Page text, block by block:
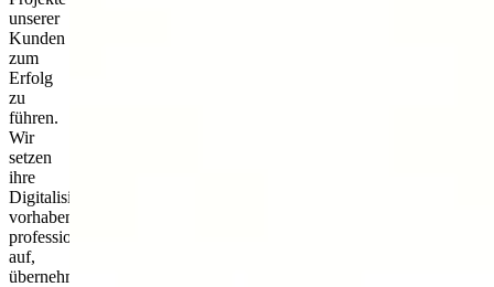
unserer
Kunden
zum
Erfolg
zu
führen.
Wir
setzen
ihre
Digitalisierungs­
vorhaben
professionell­
auf,
übernehmen